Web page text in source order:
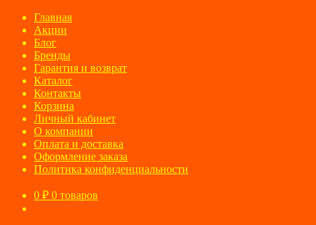
Главная
Акции
Блог
Бренды
Гарантия и возврат
Каталог
Контакты
Корзина
Личный кабинет
О компании
Оплата и доставка
Оформление заказа
Политика конфиденциальности
0 ₽ 0 товаров